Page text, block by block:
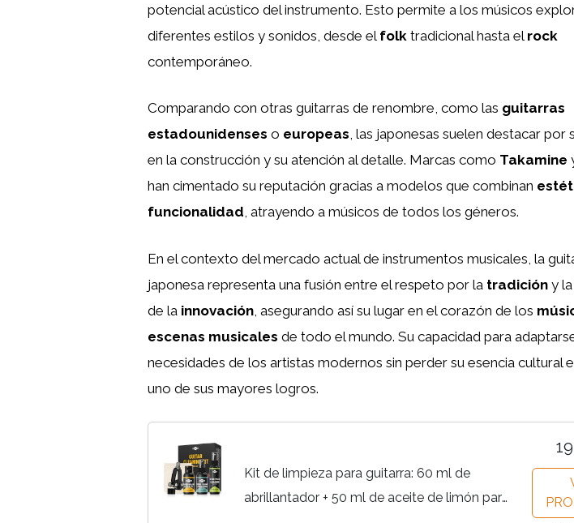
potencial acústico del instrumento. Esto permite a los músicos
diferentes estilos y sonidos, desde el folk tradicional hasta el rock
contemporáneo.
Comparando con otras guitarras de renombre, como las guitarras
estadounidenses o europeas, las japonesas suelen destacar por
en la construcción y su atención al detalle. Marcas como Takamine
han cimentado su reputación gracias a modelos que combinan
funcionalidad, atrayendo a músicos de todos los géneros.
En el contexto del mercado actual de instrumentos musicales, la
japonesa representa una fusión entre el respeto por la tradición y
de la innovación , asegurando así su lugar en el corazón de los
escenas musicales de todo el mundo. Su capacidad para
necesidades de los artistas modernos sin perder su esencia cultural
uno de sus mayores logros.
Kit de limpieza para guitarra: 60 ml de
abrillantador + 50 ml de aceite de limón para